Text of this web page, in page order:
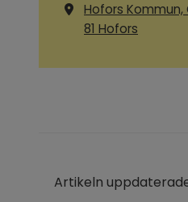
Hofors Kommun,
81 Hofors
Artikeln